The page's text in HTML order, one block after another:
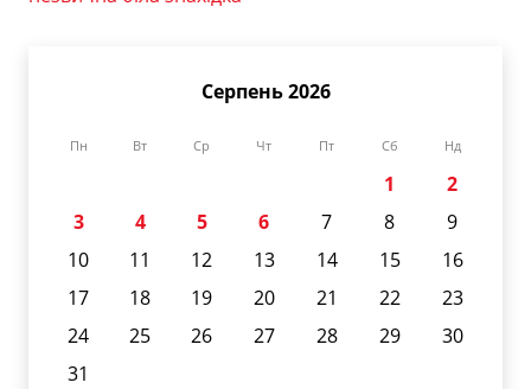
Серпень 2026
Пн Вт Ср Чт Пт Сб Нд
1
2
3
4 5 6 7 8
9
10
11 12 13 14 15
16
17
18 19 20 21 22
23
24
25 26 27 28 29
30
31